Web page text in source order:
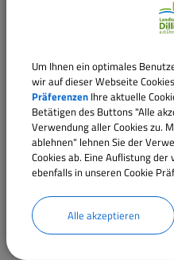
Ansprechpartner:
FrauAckermann
Tel.:09071 51-106
E-Mail:
Ansprechpartner:
FrauHopfenzitz
Tel.:
09071 51-4711
Um Ihnen ein optimales
wir auf dieser Webseite
Präferenzen Ihre aktuelle
Betätigen des Buttons "Alle
Verwendung aller Cookies zu.
ablehnen" lehnen Sie der
Cookies ab. Eine Auflistung
ebenfalls in unseren Cookie
Alle akzeptieren